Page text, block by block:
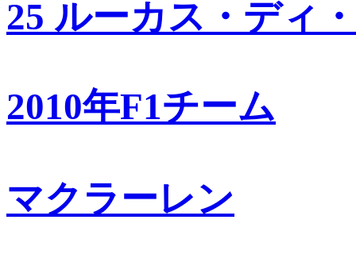
25 ルーカス・ディ
2010年F1チーム
マクラーレン